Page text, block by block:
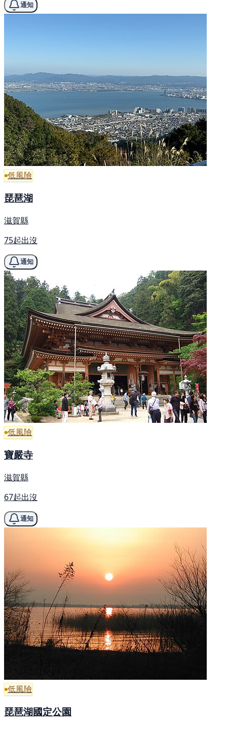
通知
低風險
琵琶湖
滋賀縣
75起出沒
通知
低風險
寶嚴寺
滋賀縣
67起出沒
通知
低風險
琵琶湖國定公園